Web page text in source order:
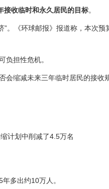
接收临时和永久居民的目标。
”。《环球邮报》报道称，本次预
负担性危机。
会缩减未来三年临时居民的接收
计划中削减了4.5万名
多出约10万人。